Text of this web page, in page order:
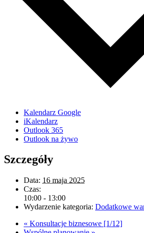
Kalendarz Google
iKalendarz
Outlook 365
Outlook na żywo
Szczegóły
Data: 16 maja 2025
Czas:
10:00 - 13:00
Wydarzenie kategoria: Dodatkowe
« Konsultacje biznesowe [1/12]